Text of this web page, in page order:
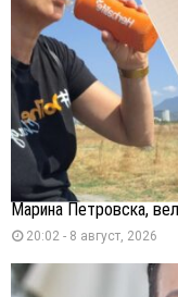
Марина Петровска,
20:02 - 8 август, 2026